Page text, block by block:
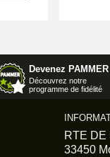
Devenez PAMMER
Découvrez notre
programme de fidélité
RTE DE
33450